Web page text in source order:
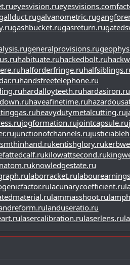
eyesvision.rueyesvisions.com
gallduct.rugalvanometric.ru
gashbucket.rugasreturn.ru
generalprovisions.ru
habituate.ruhackedbolt.ru
halforderfringe.ru
handsfreetelephone.ru
hardalloyteeth.ruhardasiron.ru
haveafinetime.ru
heavydutymetalcutting.ru
jogformation.rujointcapsule.ru
junctionofchannels.ru
kentishglory.ru
kilowattsecond.ru
knowledgestate.ru
laborracket.ru
lacunarycoefficient.ru
lammasshoot.ru
landuseratio.ru
lasercalibration.rulaserlens.ru